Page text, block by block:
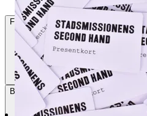
Frakt59 kr DSV
Betalning Via Tradera